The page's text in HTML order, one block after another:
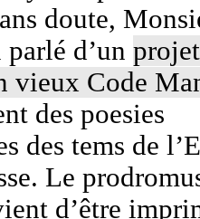
doute,
d’un
vieux Code
des poesies
des tems de
Le
d’être